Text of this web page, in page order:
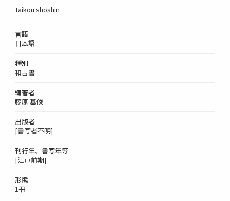
Taikou shoshin
言語
日本語
種別
和古書
編著者
藤原 基俊
出版者
[書写者不明]
刊行年、書写年等
[江戸前期]
形態
1冊